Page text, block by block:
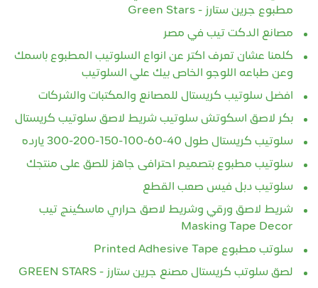
مطبوع جرين ستارز - Green Stars
مصانع الدكت تيب في مصر
كلمنا عشان تعرف اكتر عن انواع السلوتيب المطبوع باسمك
وعن طباعه اللوجو الخاص بيك علي السلوتيب
افضل سلوتيب كريستال للمصانع والمكتبات والشركات
بكر لاصق اسكوتش سلوتيب شريط لاصق سلوتيب كريستال
سلوتيب كريستال طول 40-60-100-150-200-300 يارده
سلوتيب مطبوع بتصميم احترافى جاهز للصق على منتجك
سلوتيب دبل فيس صعب القطع
شريط لاصق ورقي وشريط لاصق حراري ماسكينج تيب
Masking Tape Decor
سلوتب مطبوع Printed Adhesive Tape
لصق سلوتب كريستال مصنع جرين ستارز - GREEN STARS